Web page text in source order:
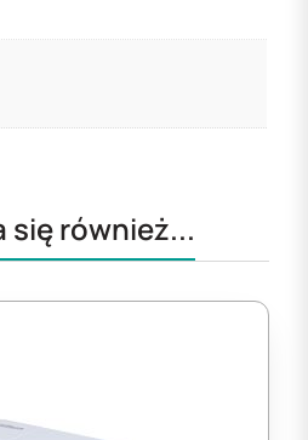
się również...